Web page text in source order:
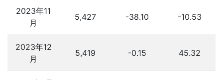
2023年11
月
5,427 -38.10 -10.53
2023年12
月
5,419 -0.15 45.32